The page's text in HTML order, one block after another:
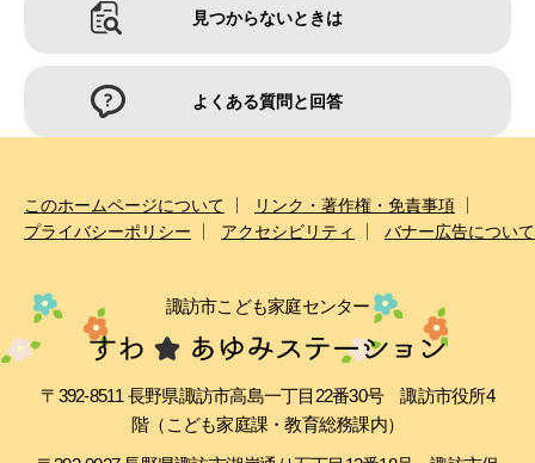
見つからないときは
よくある質問と回答
このホームページについて
リンク・著作権・免責事項
プライバシーポリシー
アクセシビリティ バナー広告について
諏訪市こども家庭センター
〒392-8511 長野県諏訪市高島一丁目22番30号 諏訪市役所4
階（こども家庭課・教育総務課内）